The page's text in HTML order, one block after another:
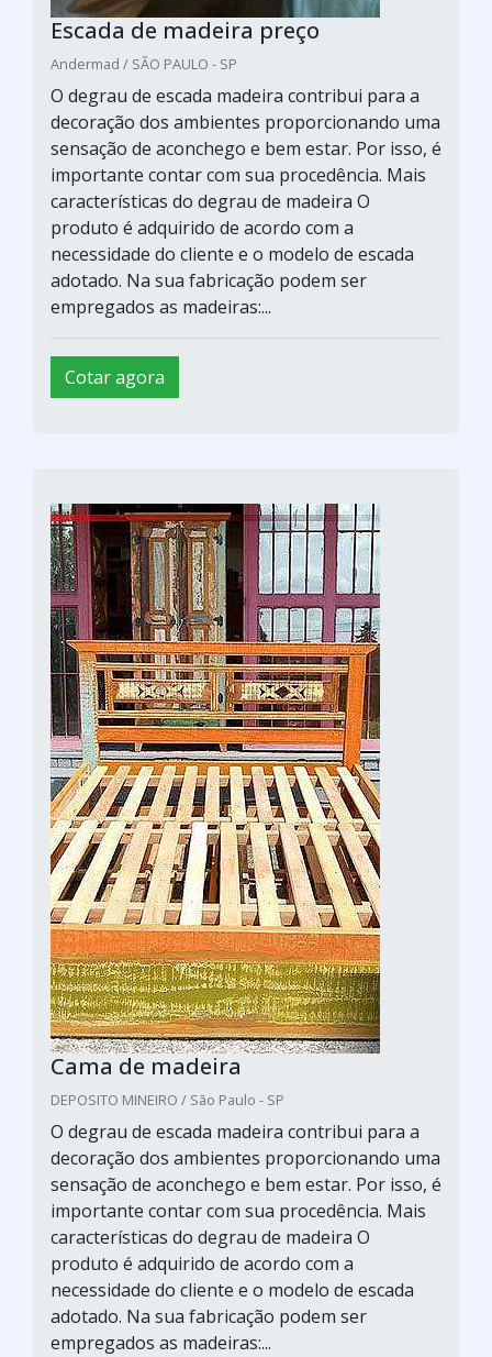
Escada de madeira preço
Andermad / SÃO PAULO - SP
O degrau de escada madeira contribui para a
decoração dos ambientes proporcionando uma
sensação de aconchego e bem estar. Por isso, é
importante contar com sua procedência. Mais
características do degrau de madeira O
produto é adquirido de acordo com a
necessidade do cliente e o modelo de escada
adotado. Na sua fabricação podem ser
empregados as madeiras:...
Cotar agora
Cama de madeira
DEPOSITO MINEIRO / São Paulo - SP
O degrau de escada madeira contribui para a
decoração dos ambientes proporcionando uma
sensação de aconchego e bem estar. Por isso, é
importante contar com sua procedência. Mais
características do degrau de madeira O
produto é adquirido de acordo com a
necessidade do cliente e o modelo de escada
adotado. Na sua fabricação podem ser
empregados as madeiras:...